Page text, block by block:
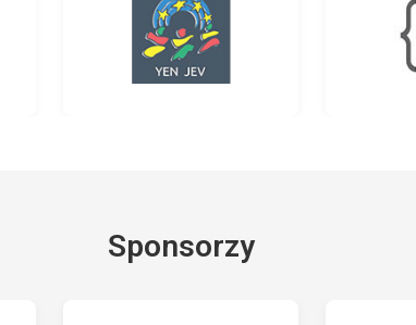
Sponsorzy